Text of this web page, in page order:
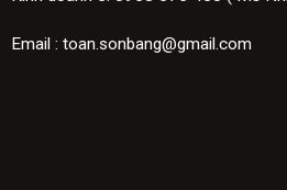
Email : toan.sonbang@gmail.com